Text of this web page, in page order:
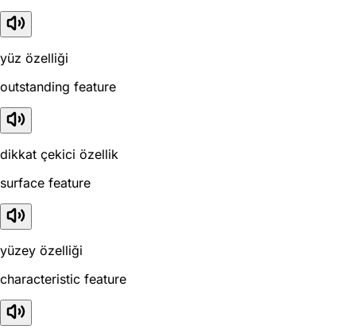
yüz özelliği
outstanding feature
dikkat çekici özellik
surface feature
yüzey özelliği
characteristic feature